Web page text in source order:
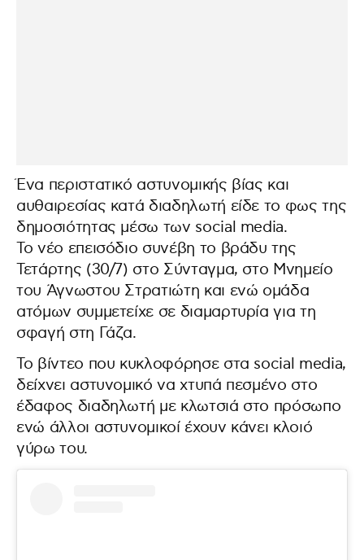
Ένα περιστατικό αστυνομικής βίας και
αυθαιρεσίας κατά διαδηλωτή είδε το φως της
δημοσιότητας μέσω των social media.
Το νέο επεισόδιο συνέβη το βράδυ της
Τετάρτης (30/7) στο Σύνταγμα, στο Μνημείο
του Άγνωστου Στρατιώτη και ενώ ομάδα
ατόμων συμμετείχε σε διαμαρτυρία για τη
σφαγή στη Γάζα.
Το βίντεο που κυκλοφόρησε στα social media,
δείχνει αστυνομικό να χτυπά πεσμένο στο
έδαφος διαδηλωτή με κλωτσιά στο πρόσωπο
ενώ άλλοι αστυνομικοί έχουν κάνει κλοιό
γύρω του.